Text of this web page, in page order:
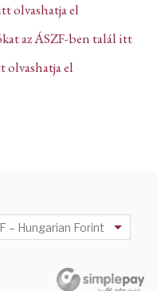
olvashatja el
az ÁSZF-ben talál itt
el